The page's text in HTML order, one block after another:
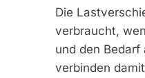
Die
verbraucht,
und den
verbinden